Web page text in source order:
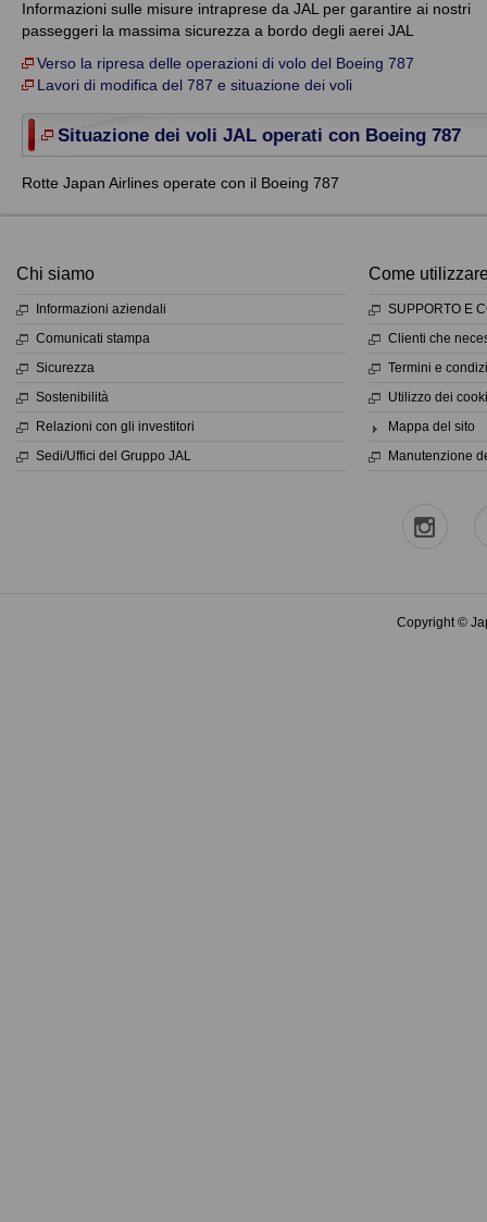
Informazioni sulle misure intraprese da JAL per garantire ai nostri
passeggeri la massima sicurezza a bordo degli aerei JAL
Verso la ripresa delle operazioni di volo del Boeing 787
Lavori di modifica del 787 e situazione dei voli
Situazione dei voli JAL operati con Boeing 787
Rotte Japan Airlines operate con il Boeing 787
Chi siamo
Informazioni aziendali
Comunicati stampa
Sicurezza
Sostenibilità
Relazioni con gli investitori
Sedi/Uffici del Gruppo JAL
Come
SUPPORTO E
Clienti che
Termini e
Utilizzo dei
Mappa del sito
Manutenzione
Copyright ©